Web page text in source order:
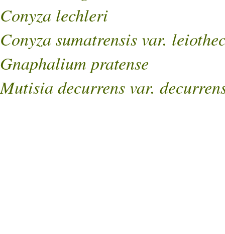
Conyza lechleri
Conyza sumatrensis var.
Gnaphalium pratense
Mutisia decurrens var.